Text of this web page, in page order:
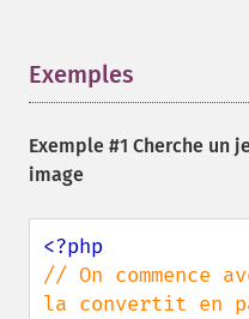
Exemples
Exemple #1 Cherche un
image
// On commence